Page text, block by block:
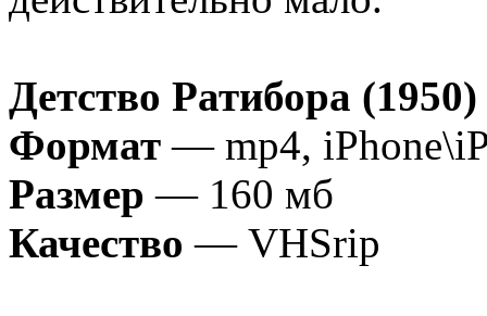
Детство Ратибора (1950)
Формат — mp4,
Размер — 160 мб
Качество — VHSrip